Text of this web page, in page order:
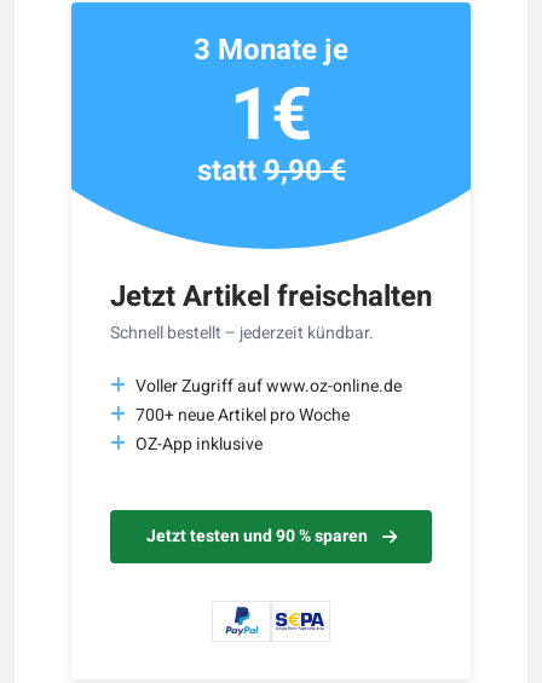
Jetzt Artikel freischalten
Schnell bestellt – jederzeit kündbar.
Voller Zugriff auf www.oz-online.de
700+ neue Artikel pro Woche
OZ-App inklusive
Jetzt testen und 90 % sparen
3 Monate je
1€
statt9,90 €